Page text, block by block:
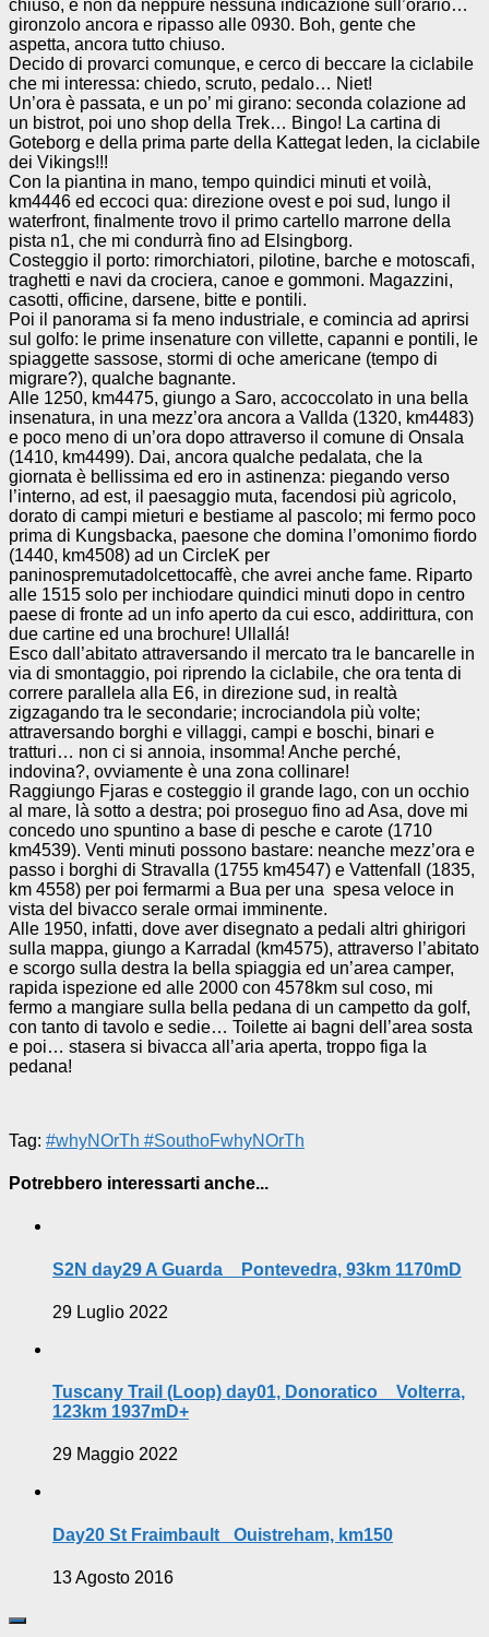
chiuso, e non dà neppure nessuna indicazione sull’orario…
gironzolo ancora e ripasso alle 0930. Boh, gente che
aspetta, ancora tutto chiuso.
Decido di provarci comunque, e cerco di beccare la ciclabile
che mi interessa: chiedo, scruto, pedalo… Niet!
Un’ora è passata, e un po’ mi girano: seconda colazione ad
un bistrot, poi uno shop della Trek… Bingo! La cartina di
Goteborg e della prima parte della Kattegat leden, la ciclabile
dei Vikings!!!
Con la piantina in mano, tempo quindici minuti et voilà,
km4446 ed eccoci qua: direzione ovest e poi sud, lungo il
waterfront, finalmente trovo il primo cartello marrone della
pista n1, che mi condurrà fino ad Elsingborg.
Costeggio il porto: rimorchiatori, pilotine, barche e motoscafi,
traghetti e navi da crociera, canoe e gommoni. Magazzini,
casotti, officine, darsene, bitte e pontili.
Poi il panorama si fa meno industriale, e comincia ad aprirsi
sul golfo: le prime insenature con villette, capanni e pontili, le
spiaggette sassose, stormi di oche americane (tempo di
migrare?), qualche bagnante.
Alle 1250, km4475, giungo a Saro, accoccolato in una bella
insenatura, in una mezz’ora ancora a Vallda (1320, km4483)
e poco meno di un’ora dopo attraverso il comune di Onsala
(1410, km4499). Dai, ancora qualche pedalata, che la
giornata è bellissima ed ero in astinenza: piegando verso
l’interno, ad est, il paesaggio muta, facendosi più agricolo,
dorato di campi mieturi e bestiame al pascolo; mi fermo poco
prima di Kungsbacka, paesone che domina l’omonimo fiordo
(1440, km4508) ad un CircleK per
paninospremutadolcettocaffè, che avrei anche fame. Riparto
alle 1515 solo per inchiodare quindici minuti dopo in centro
paese di fronte ad un info aperto da cui esco, addirittura, con
due cartine ed una brochure! Ullallá!
Esco dall’abitato attraversando il mercato tra le bancarelle in
via di smontaggio, poi riprendo la ciclabile, che ora tenta di
correre parallela alla E6, in direzione sud, in realtà
zigzagando tra le secondarie; incrociandola più volte;
attraversando borghi e villaggi, campi e boschi, binari e
tratturi… non ci si annoia, insomma! Anche perché,
indovina?, ovviamente è una zona collinare!
Raggiungo Fjaras e costeggio il grande lago, con un occhio
al mare, là sotto a destra; poi proseguo fino ad Asa, dove mi
concedo uno spuntino a base di pesche e carote (1710
km4539). Venti minuti possono bastare: neanche mezz’ora e
passo i borghi di Stravalla (1755 km4547) e Vattenfall (1835,
km 4558) per poi fermarmi a Bua per una spesa veloce in
vista del bivacco serale ormai imminente.
Alle 1950, infatti, dove aver disegnato a pedali altri ghirigori
sulla mappa, giungo a Karradal (km4575), attraverso l’abitato
e scorgo sulla destra la bella spiaggia ed un’area camper,
rapida ispezione ed alle 2000 con 4578km sul coso, mi
fermo a mangiare sulla bella pedana di un campetto da golf,
con tanto di tavolo e sedie… Toilette ai bagni dell’area sosta
e poi… stasera si bivacca all’aria aperta, troppo figa la
pedana!
Tag: #whyNOrTh #SouthoFwhyNOrTh
Potrebbero interessarti anche...
S2N day29 A Guarda _ Pontevedra, 93km 1170mD
29 Luglio 2022
Tuscany Trail (Loop) day01, Donoratico _ Volterra,
123km 1937mD+
29 Maggio 2022
Day20 St Fraimbault _Ouistreham, km150
13 Agosto 2016